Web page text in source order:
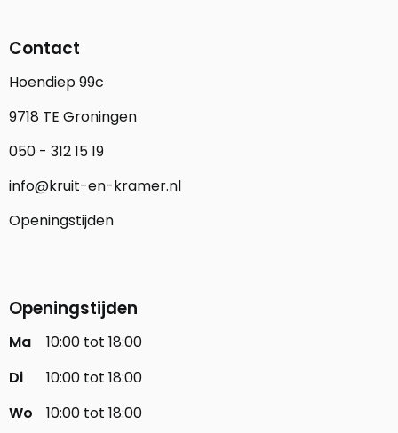
Contact
Hoendiep 99c
9718 TE Groningen
050 - 312 15 19
info@kruit-en-kramer.nl
Openingstijden
Openingstijden
Ma
10:00 tot 18:00
Di
10:00 tot 18:00
Wo
10:00 tot 18:00